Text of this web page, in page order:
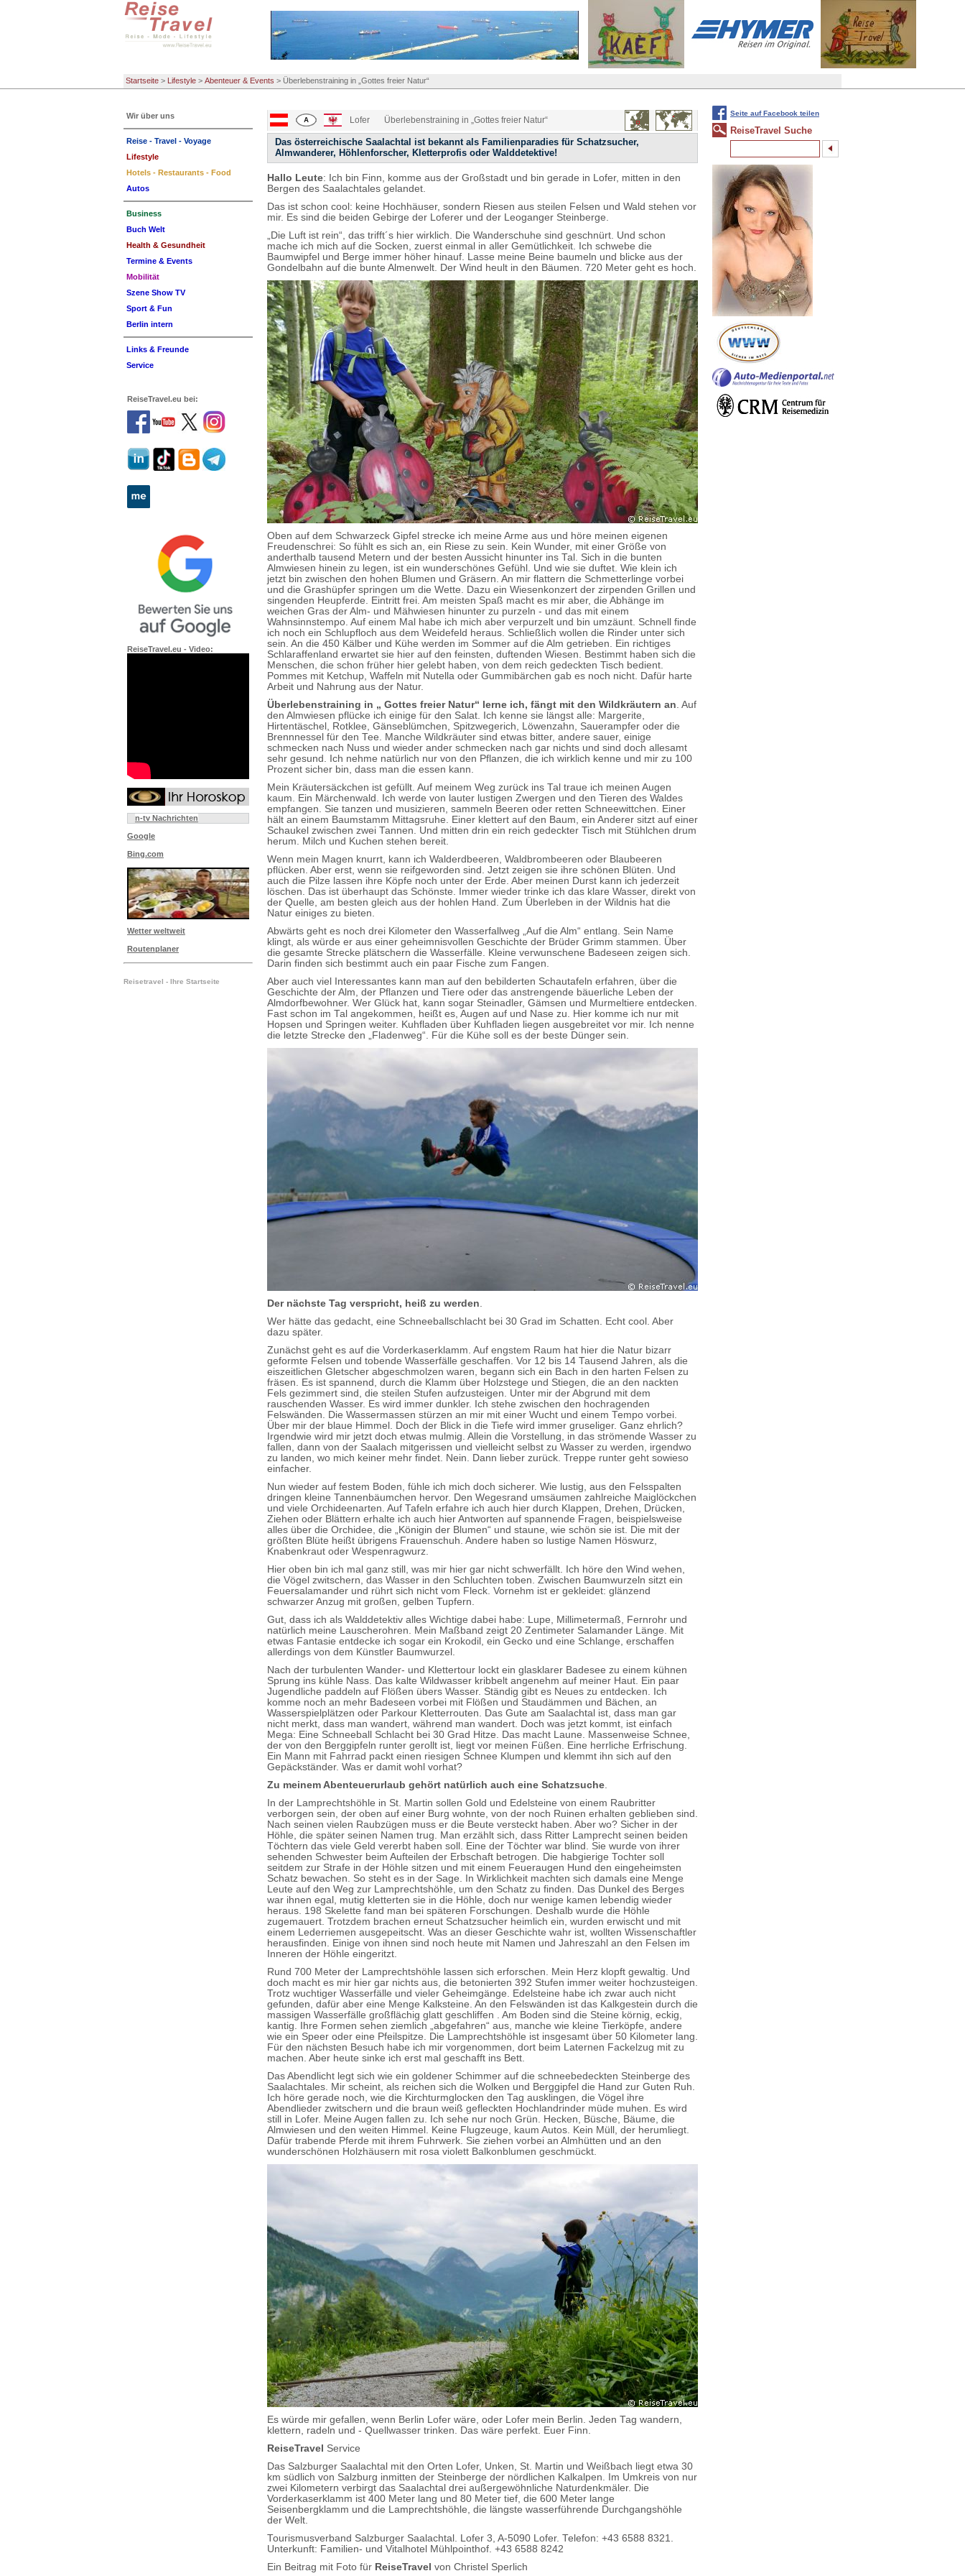
Startseite > Lifestyle > Abenteuer & Events > Überlebenstraining in „Gottes freier Natur“
Lofer Überlebenstraining in „Gottes freier Natur“
Das österreichische Saalachtal ist bekannt als Familienparadies für Schatzsucher,
Almwanderer, Höhlenforscher, Kletterprofis oder Walddetektive!
Hallo Leute: Ich bin Finn, komme aus der Großstadt und bin gerade in Lofer, mitten in den
Bergen des Saalachtales gelandet.
Das ist schon cool: keine Hochhäuser, sondern Riesen aus steilen Felsen und Wald stehen vor
mir. Es sind die beiden Gebirge der Loferer und der Leoganger Steinberge.
„Die Luft ist rein“, das trifft´s hier wirklich. Die Wanderschuhe sind geschnürt. Und schon
mache ich mich auf die Socken, zuerst einmal in aller Gemütlichkeit. Ich schwebe die
Baumwipfel und Berge immer höher hinauf. Lasse meine Beine baumeln und blicke aus der
Gondelbahn auf die bunte Almenwelt. Der Wind heult in den Bäumen. 720 Meter geht es hoch.
Oben auf dem Schwarzeck Gipfel strecke ich meine Arme aus und höre meinen eigenen
Freudenschrei: So fühlt es sich an, ein Riese zu sein. Kein Wunder, mit einer Größe von
anderthalb tausend Metern und der besten Aussicht hinunter ins Tal. Sich in die bunten
Almwiesen hinein zu legen, ist ein wunderschönes Gefühl. Und wie sie duftet. Wie klein ich
jetzt bin zwischen den hohen Blumen und Gräsern. An mir flattern die Schmetterlinge vorbei
und die Grashüpfer springen um die Wette. Dazu ein Wiesenkonzert der zirpenden Grillen und
singenden Heupferde. Eintritt frei. Am meisten Spaß macht es mir aber, die Abhänge im
weichen Gras der Alm- und Mähwiesen hinunter zu purzeln - und das mit einem
Wahnsinnstempo. Auf einem Mal habe ich mich aber verpurzelt und bin umzäunt. Schnell finde
ich noch ein Schlupfloch aus dem Weidefeld heraus. Schließlich wollen die Rinder unter sich
sein. An die 450 Kälber und Kühe werden im Sommer auf die Alm getrieben. Ein richtiges
Schlaraffenland erwartet sie hier auf den feinsten, duftenden Wiesen. Bestimmt haben sich die
Menschen, die schon früher hier gelebt haben, von dem reich gedeckten Tisch bedient.
Pommes mit Ketchup, Waffeln mit Nutella oder Gummibärchen gab es noch nicht. Dafür harte
Arbeit und Nahrung aus der Natur.
Überlebenstraining in „ Gottes freier Natur“ lerne ich, fängt mit den Wildkräutern an . Auf
den Almwiesen pflücke ich einige für den Salat. Ich kenne sie längst alle: Margerite,
Hirtentäschel, Rotklee, Gänseblümchen, Spitzwegerich, Löwenzahn, Sauerampfer oder die
Brennnessel für den Tee. Manche Wildkräuter sind etwas bitter, andere sauer, einige
schmecken nach Nuss und wieder ander schmecken nach gar nichts und sind doch allesamt
sehr gesund. Ich nehme natürlich nur von den Pflanzen, die ich wirklich kenne und mir zu 100
Prozent sicher bin, dass man die essen kann.
Mein Kräutersäckchen ist gefüllt. Auf meinem Weg zurück ins Tal traue ich meinen Augen
kaum. Ein Märchenwald. Ich werde von lauter lustigen Zwergen und den Tieren des Waldes
empfangen. Sie tanzen und musizieren, sammeln Beeren oder retten Schneewittchen. Einer
hält an einem Baumstamm Mittagsruhe. Einer klettert auf den Baum, ein Anderer sitzt auf einer
Schaukel zwischen zwei Tannen. Und mitten drin ein reich gedeckter Tisch mit Stühlchen drum
herum. Milch und Kuchen stehen bereit.
Wenn mein Magen knurrt, kann ich Walderdbeeren, Waldbrombeeren oder Blaubeeren
pflücken. Aber erst, wenn sie reifgeworden sind. Jetzt zeigen sie ihre schönen Blüten. Und
auch die Pilze lassen ihre Köpfe noch unter der Erde. Aber meinen Durst kann ich jederzeit
löschen. Das ist überhaupt das Schönste. Immer wieder trinke ich das klare Wasser, direkt von
der Quelle, am besten gleich aus der hohlen Hand. Zum Überleben in der Wildnis hat die
Natur einiges zu bieten.
Abwärts geht es noch drei Kilometer den Wasserfallweg „Auf die Alm“ entlang. Sein Name
klingt, als würde er aus einer geheimnisvollen Geschichte der Brüder Grimm stammen. Über
die gesamte Strecke plätschern die Wasserfälle. Kleine verwunschene Badeseen zeigen sich.
Darin finden sich bestimmt auch ein paar Fische zum Fangen.
Aber auch viel Interessantes kann man auf den bebilderten Schautafeln erfahren, über die
Geschichte der Alm, der Pflanzen und Tiere oder das anstrengende bäuerliche Leben der
Almdorfbewohner. Wer Glück hat, kann sogar Steinadler, Gämsen und Murmeltiere entdecken.
Fast schon im Tal angekommen, heißt es, Augen auf und Nase zu. Hier komme ich nur mit
Hopsen und Springen weiter. Kuhfladen über Kuhfladen liegen ausgebreitet vor mir. Ich nenne
die letzte Strecke den „Fladenweg“. Für die Kühe soll es der beste Dünger sein.
Der nächste Tag verspricht, heiß zu werden
Wer hätte das gedacht, eine Schneeballschlacht bei 30 Grad im Schatten. Echt cool. Aber
dazu später.
Zunächst geht es auf die Vorderkaserklamm. Auf engstem Raum hat hier die Natur bizarr
geformte Felsen und tobende Wasserfälle geschaffen. Vor 12 bis 14 Tausend Jahren, als die
eiszeitlichen Gletscher abgeschmolzen waren, begann sich ein Bach in den harten Felsen zu
fräsen. Es ist spannend, durch die Klamm über Holzstege und Stiegen, die an den nackten
Fels gezimmert sind, die steilen Stufen aufzusteigen. Unter mir der Abgrund mit dem
rauschenden Wasser. Es wird immer dunkler. Ich stehe zwischen den hochragenden
Felswänden. Die Wassermassen stürzen an mir mit einer Wucht und einem Tempo vorbei.
Über mir der blaue Himmel. Doch der Blick in die Tiefe wird immer gruseliger. Ganz ehrlich?
Irgendwie wird mir jetzt doch etwas mulmig. Allein die Vorstellung, in das strömende Wasser zu
fallen, dann von der Saalach mitgerissen und vielleicht selbst zu Wasser zu werden, irgendwo
zu landen, wo mich keiner mehr findet. Nein. Dann lieber zurück. Treppe runter geht sowieso
einfacher.
Nun wieder auf festem Boden, fühle ich mich doch sicherer. Wie lustig, aus den Felsspalten
dringen kleine Tannenbäumchen hervor. Den Wegesrand umsäumen zahlreiche Maiglöckchen
und viele Orchideenarten. Auf Tafeln erfahre ich auch hier durch Klappen, Drehen, Drücken,
Ziehen oder Blättern erhalte ich auch hier Antworten auf spannende Fragen, beispielsweise
alles über die Orchidee, die „Königin der Blumen“ und staune, wie schön sie ist. Die mit der
größten Blüte heißt übrigens Frauenschuh. Andere haben so lustige Namen Höswurz,
Knabenkraut oder Wespenragwurz.
Hier oben bin ich mal ganz still, was mir hier gar nicht schwerfällt. Ich höre den Wind wehen,
die Vögel zwitschern, das Wasser in den Schluchten toben. Zwischen Baumwurzeln sitzt ein
Feuersalamander und rührt sich nicht vom Fleck. Vornehm ist er gekleidet: glänzend
schwarzer Anzug mit großen, gelben Tupfern.
Gut, dass ich als Walddetektiv alles Wichtige dabei habe: Lupe, Millimetermaß, Fernrohr und
natürlich meine Lauscherohren. Mein Maßband zeigt 20 Zentimeter Salamander Länge. Mit
etwas Fantasie entdecke ich sogar ein Krokodil, ein Gecko und eine Schlange, erschaffen
allerdings von dem Künstler Baumwurzel.
Nach der turbulenten Wander- und Klettertour lockt ein glasklarer Badesee zu einem kühnen
Sprung ins kühle Nass. Das kalte Wildwasser kribbelt angenehm auf meiner Haut. Ein paar
Jugendliche paddeln auf Flößen übers Wasser. Ständig gibt es Neues zu entdecken. Ich
komme noch an mehr Badeseen vorbei mit Flößen und Staudämmen und Bächen, an
Wasserspielplätzen oder Parkour Kletterrouten. Das Gute am Saalachtal ist, dass man gar
nicht merkt, dass man wandert, während man wandert. Doch was jetzt kommt, ist einfach
Mega: Eine Schneeball Schlacht bei 30 Grad Hitze. Das macht Laune. Massenweise Schnee,
der von den Berggipfeln runter gerollt ist, liegt vor meinen Füßen. Eine herrliche Erfrischung.
Ein Mann mit Fahrrad packt einen riesigen Schnee Klumpen und klemmt ihn sich auf den
Gepäckständer. Was er damit wohl vorhat?
Zu meinem Abenteuerurlaub gehört natürlich auch eine Schatzsuche
In der Lamprechtshöhle in St. Martin sollen Gold und Edelsteine von einem Raubritter
verborgen sein, der oben auf einer Burg wohnte, von der noch Ruinen erhalten geblieben sind.
Nach seinen vielen Raubzügen muss er die Beute versteckt haben. Aber wo? Sicher in der
Höhle, die später seinen Namen trug. Man erzählt sich, dass Ritter Lamprecht seinen beiden
Töchtern das viele Geld vererbt haben soll. Eine der Töchter war blind. Sie wurde von ihrer
sehenden Schwester beim Aufteilen der Erbschaft betrogen. Die habgierige Tochter soll
seitdem zur Strafe in der Höhle sitzen und mit einem Feueraugen Hund den eingeheimsten
Schatz bewachen. So steht es in der Sage. In Wirklichkeit machten sich damals eine Menge
Leute auf den Weg zur Lamprechtshöhle, um den Schatz zu finden. Das Dunkel des Berges
war ihnen egal, mutig kletterten sie in die Höhle, doch nur wenige kamen lebendig wieder
heraus. 198 Skelette fand man bei späteren Forschungen. Deshalb wurde die Höhle
zugemauert. Trotzdem brachen erneut Schatzsucher heimlich ein, wurden erwischt und mit
einem Lederriemen ausgepeitscht. Was an dieser Geschichte wahr ist, wollten Wissenschaftler
herausfinden. Einige von ihnen sind noch heute mit Namen und Jahreszahl an den Felsen im
Inneren der Höhle eingeritzt.
Rund 700 Meter der Lamprechtshöhle lassen sich erforschen. Mein Herz klopft gewaltig. Und
doch macht es mir hier gar nichts aus, die betonierten 392 Stufen immer weiter hochzusteigen.
Trotz wuchtiger Wasserfälle und vieler Geheimgänge. Edelsteine habe ich zwar auch nicht
gefunden, dafür aber eine Menge Kalksteine. An den Felswänden ist das Kalkgestein durch die
massigen Wasserfälle großflächig glatt geschliffen . Am Boden sind die Steine körnig, eckig,
kantig. Ihre Formen sehen ziemlich „abgefahren“ aus, manche wie kleine Tierköpfe, andere
wie ein Speer oder eine Pfeilspitze. Die Lamprechtshöhle ist insgesamt über 50 Kilometer lang.
Für den nächsten Besuch habe ich mir vorgenommen, dort beim Laternen Fackelzug mit zu
machen. Aber heute sinke ich erst mal geschafft ins Bett.
Das Abendlicht legt sich wie ein goldener Schimmer auf die schneebedeckten Steinberge des
Saalachtales. Mir scheint, als reichen sich die Wolken und Berggipfel die Hand zur Guten Ruh.
Ich höre gerade noch, wie die Kirchturmglocken den Tag ausklingen, die Vögel ihre
Abendlieder zwitschern und die braun weiß gefleckten Hochlandrinder müde muhen. Es wird
still in Lofer. Meine Augen fallen zu. Ich sehe nur noch Grün. Hecken, Büsche, Bäume, die
Almwiesen und den weiten Himmel. Keine Flugzeuge, kaum Autos. Kein Müll, der herumliegt.
Dafür trabende Pferde mit ihrem Fuhrwerk. Sie ziehen vorbei an Almhütten und an den
wunderschönen Holzhäusern mit rosa violett Balkonblumen geschmückt.
Es würde mir gefallen, wenn Berlin Lofer wäre, oder Lofer mein Berlin. Jeden Tag wandern,
klettern, radeln und - Quellwasser trinken. Das wäre perfekt. Euer Finn.
ReiseTravel Service
Das Salzburger Saalachtal mit den Orten Lofer, Unken, St. Martin und Weißbach liegt etwa 30
km südlich von Salzburg inmitten der Steinberge der nördlichen Kalkalpen. Im Umkreis von nur
zwei Kilometern verbirgt das Saalachtal drei außergewöhnliche Naturdenkmäler. Die
Vorderkaserklamm ist 400 Meter lang und 80 Meter tief, die 600 Meter lange
Seisenbergklamm und die Lamprechtshöhle, die längste wasserführende Durchgangshöhle
der Welt.
Tourismusverband Salzburger Saalachtal. Lofer 3, A-5090 Lofer. Telefon: +43 6588 8321.
Unterkunft: Familien- und Vitalhotel Mühlpointhof. +43 6588 8242
Ein Beitrag mit Foto für ReiseTravel von Christel Sperlich
Wir über uns
Reise - Travel - Voyage
Lifestyle
Hotels - Restaurants - Food
Autos
Business
Buch Welt
Health & Gesundheit
Termine & Events
Mobilität
Szene Show TV
Sport & Fun
Berlin intern
Links & Freunde
Service
ReiseTravel.eu bei:
ReiseTravel.eu - Video:
n-tv Nachrichten
Google
Bing.com
Wetter weltweit
Routenplaner
Reisetravel - Ihre Startseite
Seite auf Facebook teilen
ReiseTravel Suche